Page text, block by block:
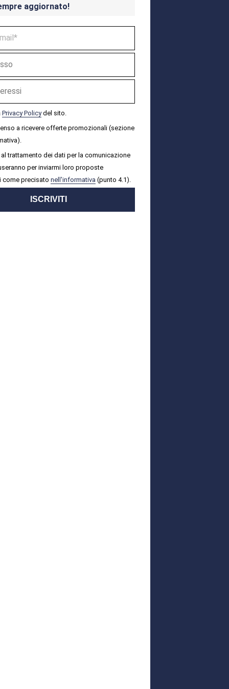
aggiornato!
Privacy Policydel sito.
a ricevere offerte promozionali (sezione
trattamento dei dati per la comunicazione
per inviarmi loro proposte
come precisato nell'informativa (punto 4.1).
ISCRIVITI